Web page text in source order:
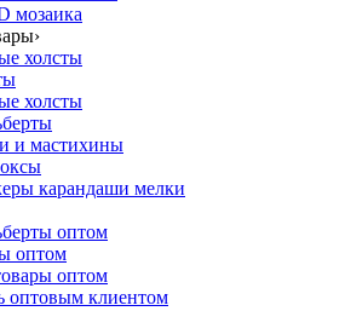
мозаика
›
холсты
холсты
и мастихины
карандаши мелки
оптом
оптом
оптом
оптовым клиентом